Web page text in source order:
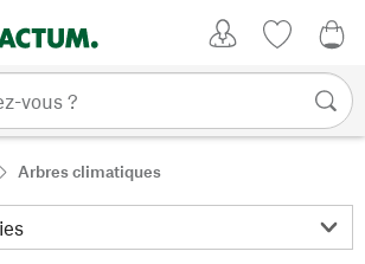
Arbres climatiques